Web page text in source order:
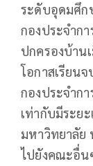
ระดับอุดมศึก
กองประจำก
ปกครองบ้าน
โอกาสเรียน
กองประจำก
เท่ากับมีระย
มหาวิทยาลัย
ไปยังคณะอื่น